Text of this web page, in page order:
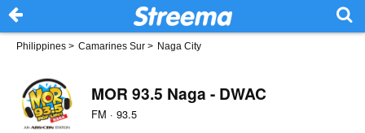
Philippines > Camarines Sur > Naga City
MOR 93.5 Naga - DWAC
FM · 93.5